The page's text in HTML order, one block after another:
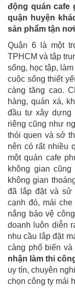
động quán cafe
quận huyện
sản phẩm tận
Quận 6 là một
TPHCM và tập
sống, học tập,
cuộc sống thiết
càng tăng cao.
hàng, quán xá,
đầu tư xây dựng
riêng cũng như
thói quen và sở
nên có rất nhiều
một quán cafe
không gian
không gian
đã lắp đặt và sử
cạnh đó, mái
nắng bảo vệ
doanh luôn diễn
nhu cầu lắp đặt
càng phổ biến
nhận làm thi
uy tín, chuyên
chọn công ty mái